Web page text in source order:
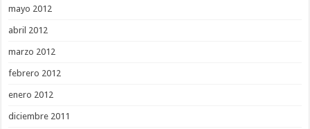
mayo 2012
abril 2012
marzo 2012
febrero 2012
enero 2012
diciembre 2011